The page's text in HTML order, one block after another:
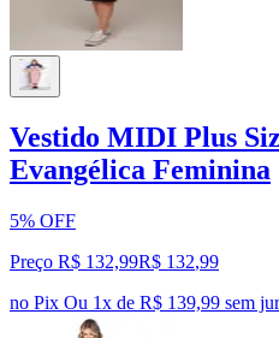
Vestido MIDI Plus
Evangélica Feminina
5% OFF
Preço R$ 132,99R$ 132,99
no Pix Ou 1x de R$ 139,99 sem